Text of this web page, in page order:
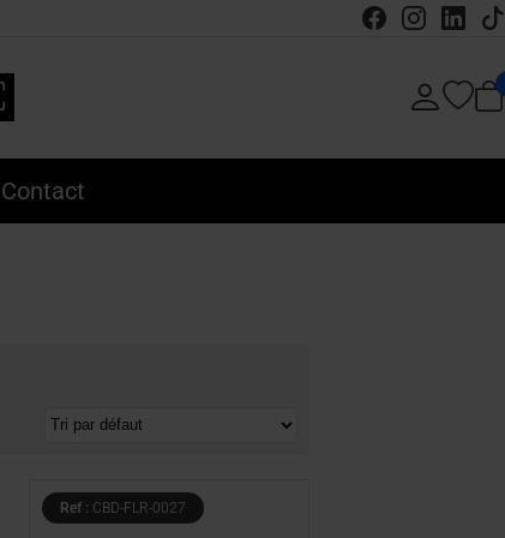
Contact
Ref : CBD-FLR-0027